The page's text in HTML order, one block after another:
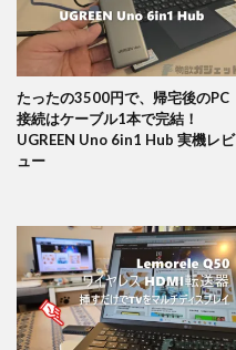
たったの3500円で、帰宅後のPC
接続はケーブル1本で完結！
UGREEN Uno 6in1 Hub 実機レビ
ュー